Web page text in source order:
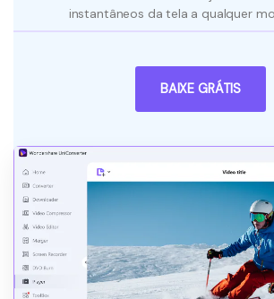
instantâneos da tela a qualquer
BAIXE GRÁTIS